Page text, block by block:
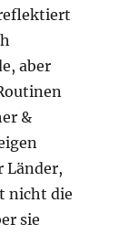
aber
&
Länder,
nicht die
sie